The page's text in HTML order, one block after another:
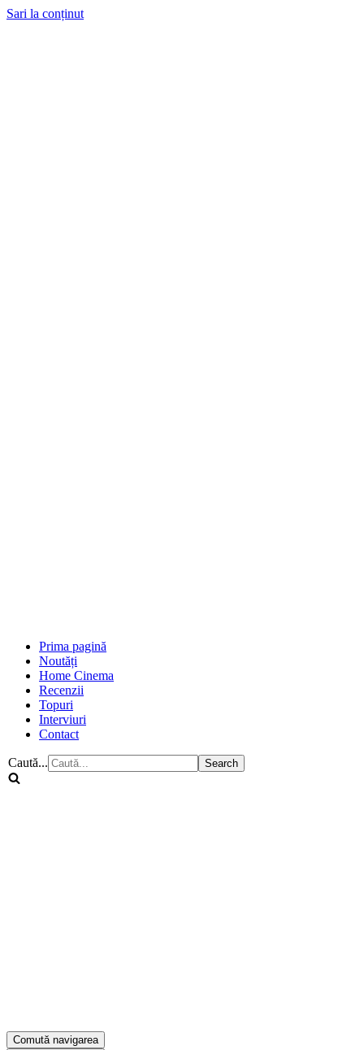
Sari la conținut
Prima pagină
Noutăți
Home Cinema
Recenzii
Topuri
Interviuri
Contact
Caută...
Comută navigarea